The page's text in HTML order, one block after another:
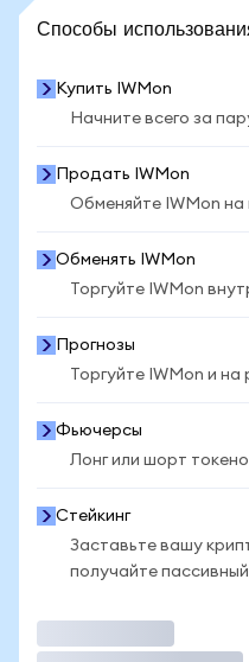
Способы
Купить IWMon
Начните всего за
Продать IWMon
Обменяйте IWMon на
Обменять IWMon
Торгуйте IWMon
Прогнозы
Торгуйте IWMon и
Фьючерсы
Лонг или шорт
Стейкинг
Заставьте вашу
получайте